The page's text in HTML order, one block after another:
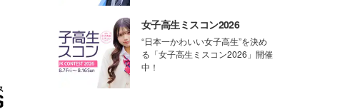
女子高生ミスコン2026
“日本一かわいい女子高生”を決め
る「女子高生ミスコン2026」開催
中！